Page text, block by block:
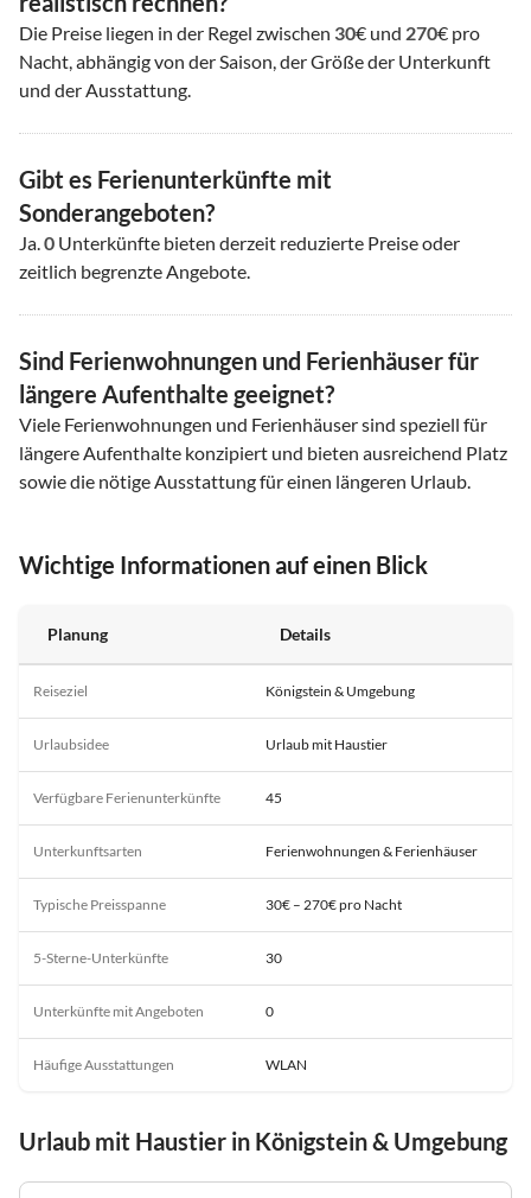
Die Preise liegen in der Regel zwischen 30€ und 270€ pro
Nacht, abhängig von der Saison, der Größe der Unterkunft
und der Ausstattung.
Gibt es Ferienunterkünfte mit
Sonderangeboten?
Ja.0 Unterkünfte bieten derzeit reduzierte Preise oder
zeitlich begrenzte Angebote.
Sind Ferienwohnungen und Ferienhäuser für
längere Aufenthalte geeignet?
Viele Ferienwohnungen und Ferienhäuser sind speziell für
längere Aufenthalte konzipiert und bieten ausreichend Platz
sowie die nötige Ausstattung für einen längeren Urlaub.
Wichtige Informationen auf einen Blick
Planung Details
Reiseziel Königstein & Umgebung
Urlaubsidee Urlaub mit Haustier
Verfügbare Ferienunterkünfte 45
Unterkunftsarten Ferienwohnungen & Ferienhäuser
Typische Preisspanne 30€ – 270€ pro Nacht
5-Sterne-Unterkünfte 30
Unterkünfte mit Angeboten 0
Häufige Ausstattungen WLAN
Urlaub mit Haustier in Königstein & Umgebung